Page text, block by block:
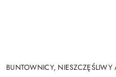
BUNTOWNICY,